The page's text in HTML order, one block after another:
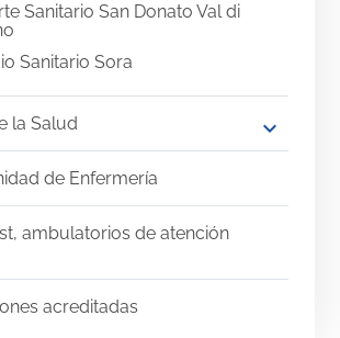
Sanitario San Donato Val di
Sanitario Sora
la Salud expand_more
de Enfermería
ambulatorios de atención
acreditadas